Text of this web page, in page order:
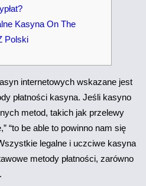
Kasyna On The
Polski
internetowych wskazane jest
płatności kasyna. Jeśli kasyno
metod, takich jak przelewy
“to be able to powinno nam się
legalne i uczciwe kasyna
metody płatności, zarówno